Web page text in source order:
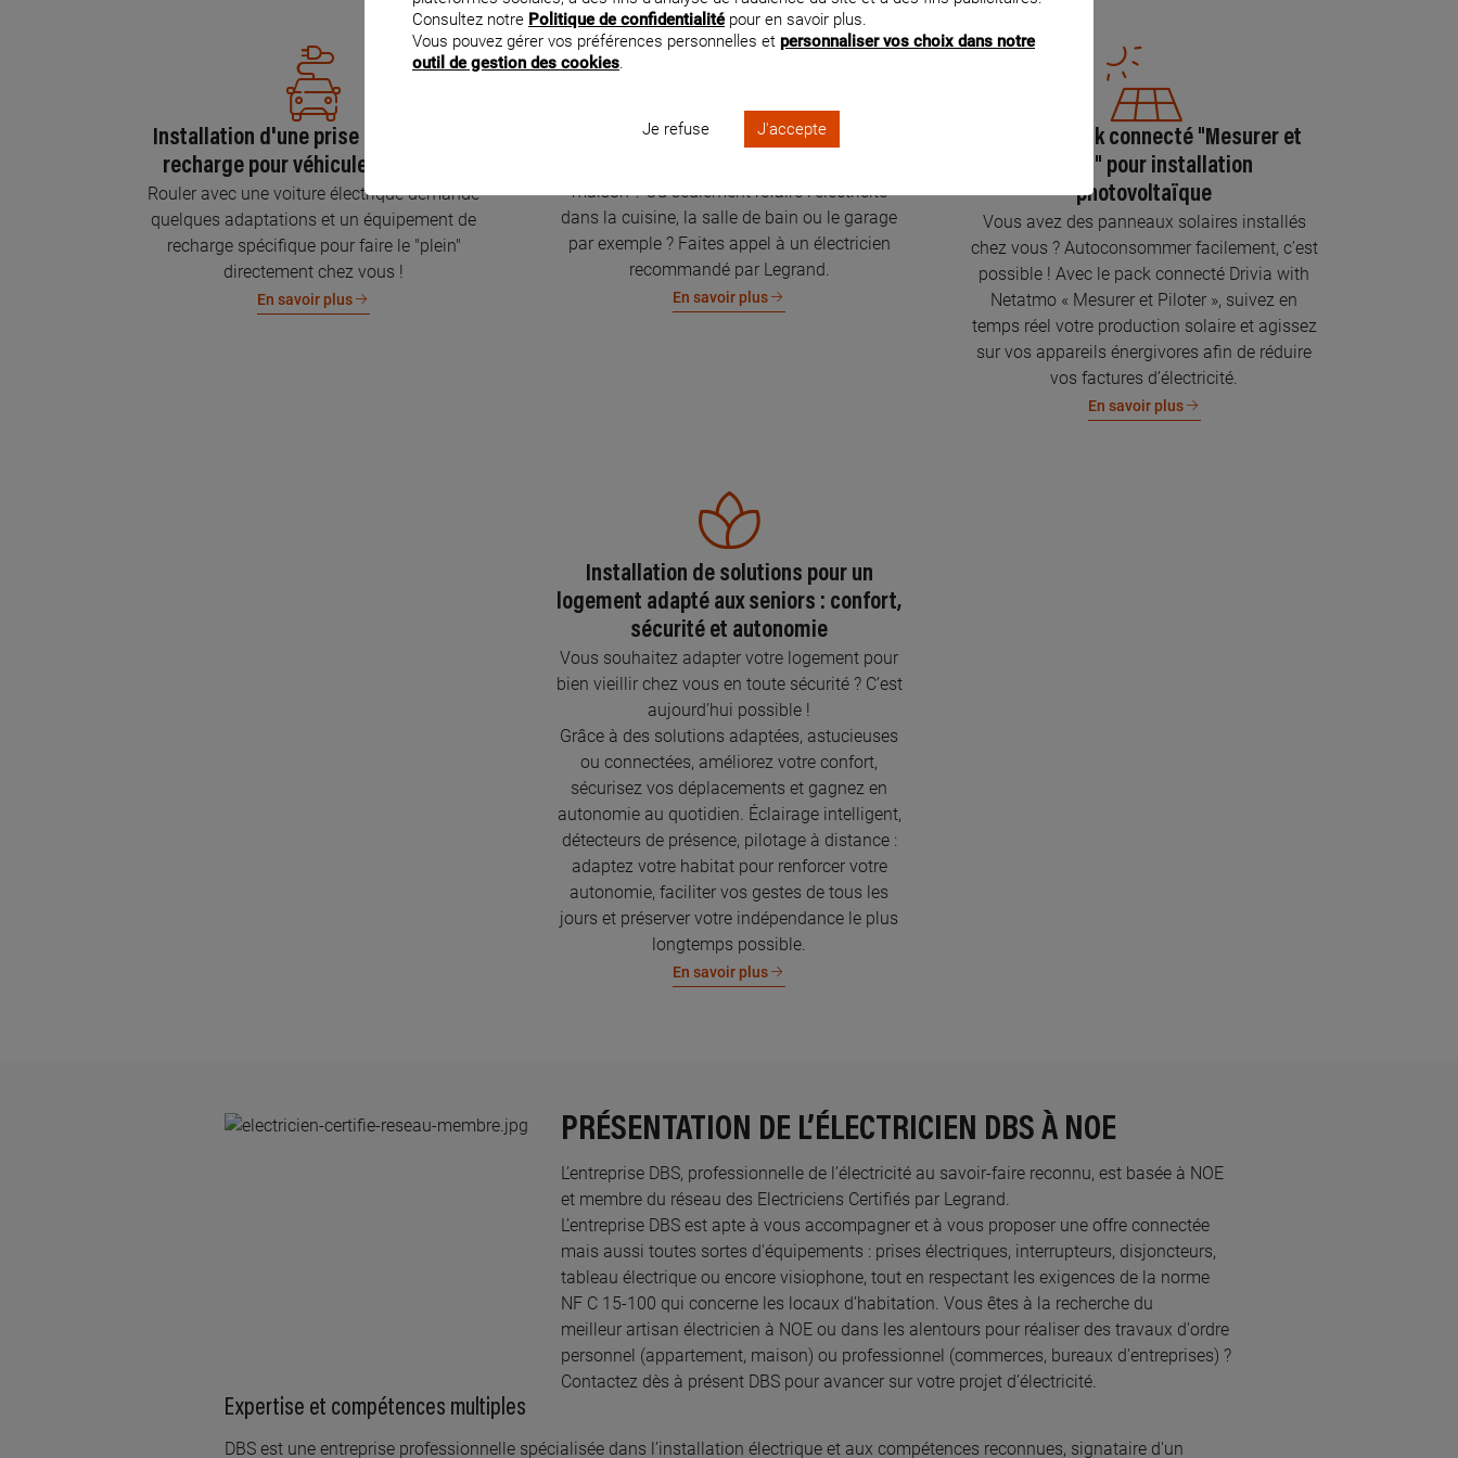
Installation d'une prise GREEN'UP de
recharge pour véhicule électrique
Rouler avec une voiture électrique demande
quelques adaptations et un équipement de
recharge spécifique pour faire le "plein"
directement chez vous !
En savoir plus
Rénovation électrique de la maison
maison ? Ou seulement refaire l'électricité
dans la cuisine, la salle de bain ou le garage
par exemple ? Faites appel à un électricien
recommandé par Legrand.
En savoir plus
Pose du pack connecté "Mesurer et
piloter" pour installation
photovoltaïque
Vous avez des panneaux solaires installés
chez vous ? Autoconsommer facilement, c’est
possible ! Avec le pack connecté Drivia with
Netatmo « Mesurer et Piloter », suivez en
temps réel votre production solaire et agissez
sur vos appareils énergivores afin de réduire
vos factures d’électricité.
En savoir plus
Installation de solutions pour un
logement adapté aux seniors : confort,
sécurité et autonomie
Vous souhaitez adapter votre logement pour
bien vieillir chez vous en toute sécurité ? C’est
aujourd’hui possible !
Grâce à des solutions adaptées, astucieuses
ou connectées, améliorez votre confort,
sécurisez vos déplacements et gagnez en
autonomie au quotidien. Éclairage intelligent,
détecteurs de présence, pilotage à distance :
adaptez votre habitat pour renforcer votre
autonomie, faciliter vos gestes de tous les
jours et préserver votre indépendance le plus
longtemps possible.
En savoir plus
PRÉSENTATION DE L’ÉLECTRICIEN DBS À NOE
L’entreprise DBS, professionnelle de l’électricité au savoir-faire reconnu, est basée à NOE
et membre du réseau des Electriciens Certifiés par Legrand.​
L’entreprise DBS est apte à vous accompagner et à vous proposer une offre connectée
mais aussi toutes sortes d'équipements : prises électriques, interrupteurs, disjoncteurs,
tableau électrique ou encore visiophone, tout en respectant les exigences de la norme
NF C 15-100 qui concerne les locaux d’habitation. Vous êtes à la recherche du
meilleur artisan électricien à NOE ou dans les alentours pour réaliser des travaux d'ordre
personnel (appartement, maison) ou professionnel (commerces, bureaux d'entreprises) ?
Contactez dès à présent DBS pour avancer sur votre projet d’électricité.
Expertise et compétences multiples​
​DBS est une entreprise professionnelle spécialisée dans l’installation électrique et aux compétences reconnues, ​signataire d'un
Consultez notre Politique de confidentialitépour en savoir plus.
Vous pouvez gérer vos préférences personnelles et personnaliser vos choix dans notre
outil de gestion des cookies.
Je refuse J'accepte